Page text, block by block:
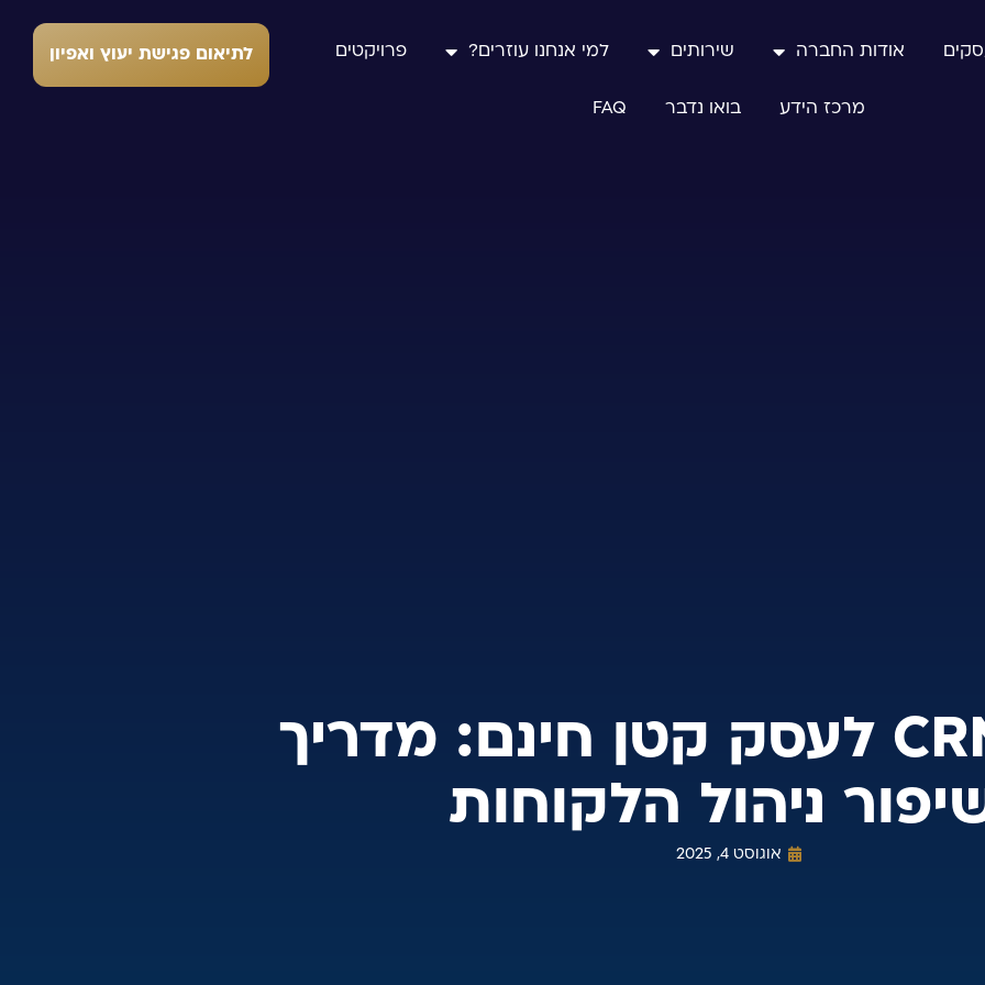
אודות החברה שירותים למי אנחנו עוזרים? פרויקטים
מרכז הידע בואו נדבר FAQ
לתיאום פגישת יעוץ ואפיון
תוכנת CRM לעסק קטן חינם: מדריך
ניהול הלקוחות
אוגוסט 4, 2025